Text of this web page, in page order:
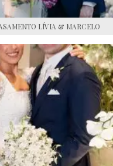
LÍVIA & MARCELO